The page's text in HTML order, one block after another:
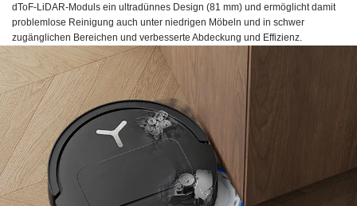
dToF-LiDAR-Moduls ein ultradünnes Design (81 mm) und ermöglicht damit
problemlose Reinigung auch unter niedrigen Möbeln und in schwer
zugänglichen Bereichen und verbesserte Abdeckung und Effizienz.